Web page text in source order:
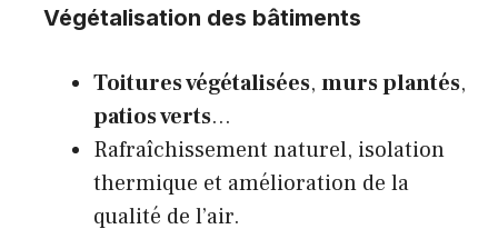
Végétalisation des bâtiments
Toitures végétalisées, murs plantés,
patios verts…
Rafraîchissement naturel, isolation
thermique et amélioration de la
qualité de l’air.